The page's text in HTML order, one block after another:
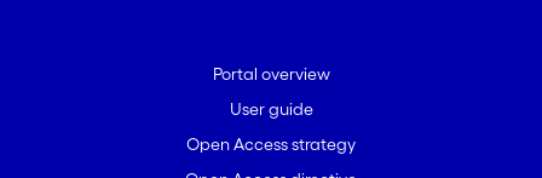
Portal overview
User guide
Open Access strategy